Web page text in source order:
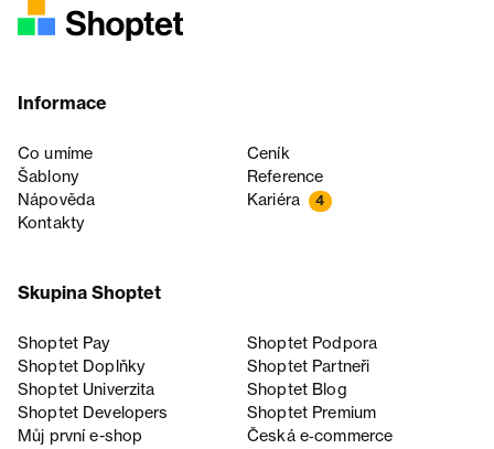
Informace
Co umíme
Ceník
Šablony
Reference
Nápověda
Kariéra 4
Kontakty
Skupina Shoptet
Shoptet Pay
Shoptet Podpora
Shoptet Doplňky
Shoptet Partneři
Shoptet Univerzita
Shoptet Blog
Shoptet Developers
Shoptet Premium
Můj první e-shop
Česká e‑commerce